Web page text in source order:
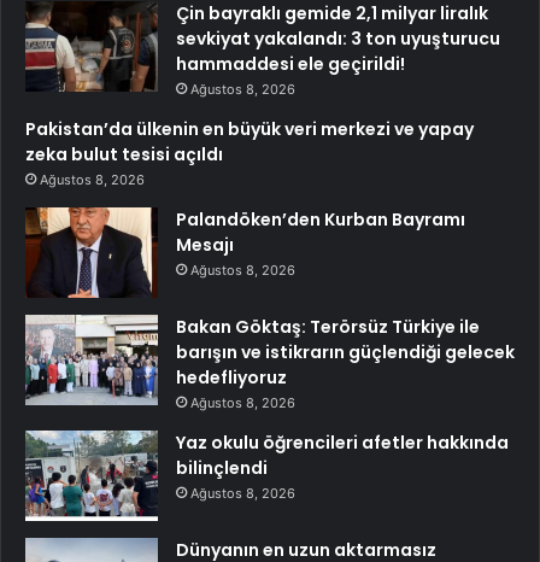
Çin bayraklı gemide 2,1 milyar liralık
sevkiyat yakalandı: 3 ton uyuşturucu
hammaddesi ele geçirildi!
Ağustos 8, 2026
Pakistan’da ülkenin en büyük veri merkezi ve yapay
zeka bulut tesisi açıldı
Ağustos 8, 2026
Palandöken’den Kurban Bayramı
Mesajı
Ağustos 8, 2026
Bakan Göktaş: Terörsüz Türkiye ile
barışın ve istikrarın güçlendiği gelecek
hedefliyoruz
Ağustos 8, 2026
Yaz okulu öğrencileri afetler hakkında
bilinçlendi
Ağustos 8, 2026
Dünyanın en uzun aktarmasız